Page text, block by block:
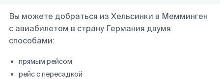
Вы можете добраться из Хельсинки в Мемминген
с авиабилетом в страну Германия двумя
способами:
прямым рейсом
рейс с пересадкой